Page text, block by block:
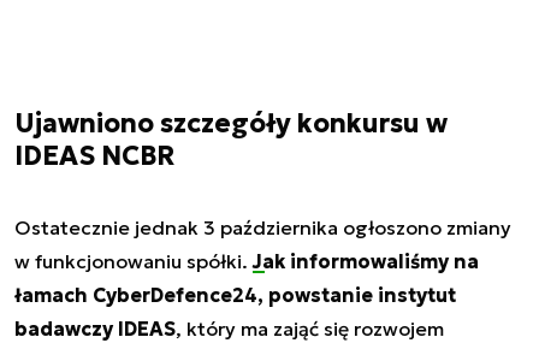
Ujawniono szczegóły konkursu w
IDEAS NCBR
Ostatecznie jednak 3 października ogłoszono zmiany
w funkcjonowaniu spółki.Jak informowaliśmy na
łamach CyberDefence24, powstanie instytut
badawczy IDEAS, który ma zająć się rozwojem